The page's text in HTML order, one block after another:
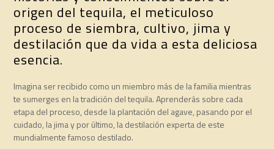
origen del tequila, el meticuloso
proceso de siembra, cultivo, jima y
destilación que da vida a esta deliciosa
esencia.
Imagina ser recibido como un miembro más de la familia mientras
te sumerges en la tradición del tequila. Aprenderás sobre cada
etapa del proceso, desde la plantación del agave, pasando por el
cuidado, la jima y por último, la destilación experta de este
mundialmente famoso destilado.